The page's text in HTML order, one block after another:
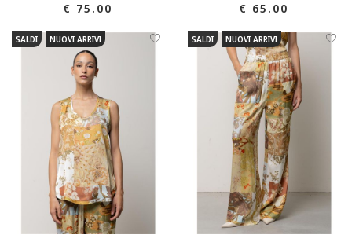
€ 75.00
€ 65.00
SALDI NUOVI ARRIVI SALDI NUOVI ARRIVI